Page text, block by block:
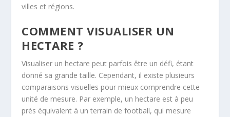
villes et régions.
COMMENT VISUALISER UN
HECTARE ?
Visualiser un hectare peut parfois être un défi, étant
donné sa grande taille. Cependant, il existe plusieurs
comparaisons visuelles pour mieux comprendre cette
unité de mesure. Par exemple, un hectare est à peu
près équivalent à un terrain de football, qui mesure